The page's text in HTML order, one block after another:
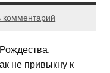
комментарий
не привыкну к